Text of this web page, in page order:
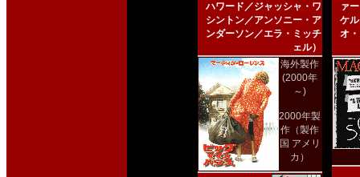
ハワード／ジャッシャ・ワ
シントン／アンソニー・ア
ンダーソン／エラ・ミッチ
ェル）
海外製作
(2000年
～)
2000年製
作（製作
国 アメリ
カ）
ァ
ケ
オ